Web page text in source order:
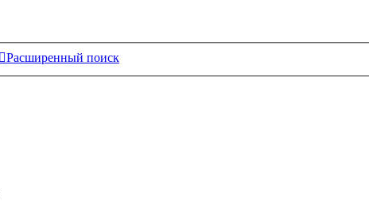
Расширенный поиск